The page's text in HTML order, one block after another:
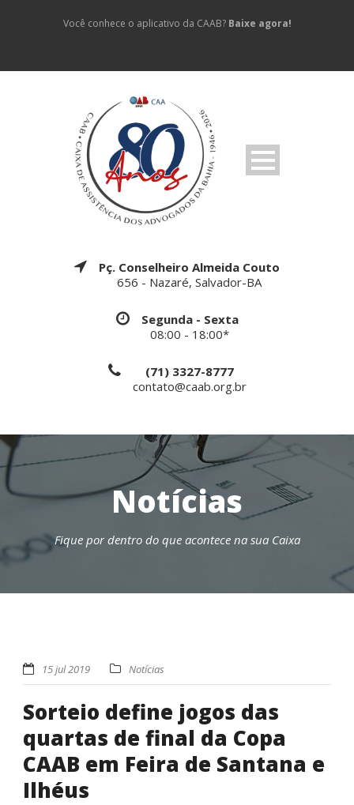
Você conhece o aplicativo da CAAB? Baixe agora!
Pç. Conselheiro Almeida Couto
656 - Nazaré, Salvador-BA
Segunda - Sexta
08:00 - 18:00*
(71) 3327-8777
contato@caab.org.br
Notícias
Fique por dentro do que acontece na sua Caixa
15 jul 2019 Notícias
Sorteio define jogos das
quartas de final da Copa
CAAB em Feira de Santana e
Ilhéus